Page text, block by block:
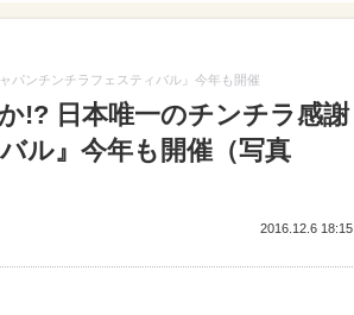
パンチンチラフェスティバル』今年も開催
!? 日本唯一のチンチラ感謝
ル』今年も開催（写真
2016.12.6 18:15